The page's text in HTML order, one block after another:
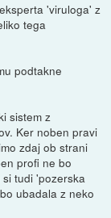
'viruloga' z
tega
podtakne
sistem z
Ker noben pravi
zdaj ob strani
profi ne bo
tudi 'pozerska
ubadala z neko